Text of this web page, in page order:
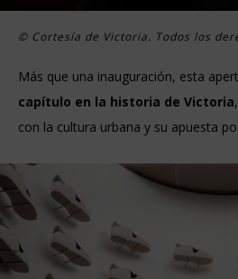
© Cortesía de Victoria. Todos los
Más que una inauguración, esta
capítulo en la historia de Victoria
con la cultura urbana y su apuesta